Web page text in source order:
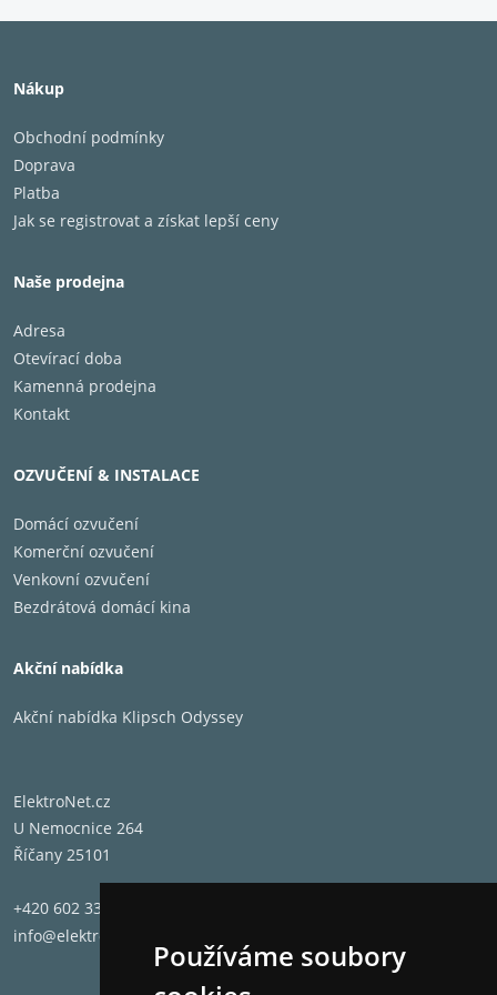
Používáme soubory
Nákup
Obchodní podmínky
Doprava
Platba
Jak se registrovat a získat lepší ceny
Naše prodejna
Adresa
Otevírací doba
Kamenná prodejna
Kontakt
OZVUČENÍ & INSTALACE
Domácí ozvučení
Komerční ozvučení
Venkovní ozvučení
Bezdrátová domácí kina
Akční nabídka
Akční nabídka Klipsch Odyssey
ElektroNet.cz
U Nemocnice 264
Říčany 25101
+420 602 331 662
info@elektronet.cz